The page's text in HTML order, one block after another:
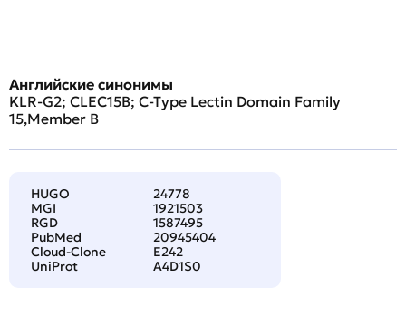
Английские синонимы
KLR-G2; CLEC15B; C-Type Lectin Domain Family
15,Member B
HUGO
24778
MGI
1921503
RGD
1587495
PubMed
20945404
Cloud-Clone
E242
UniProt
A4D1S0